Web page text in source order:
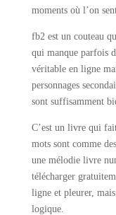
moments où l’on
fb2 est un couteau
qui manque parfois
véritable en ligne
personnages
sont suffisamment
C’est un livre qui
mots sont comme
une mélodie livre
télécharger
ligne et pleurer,
logique.